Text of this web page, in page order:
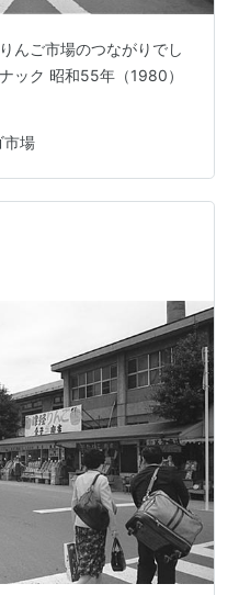
んご市場のつながりでし
ック 昭和55年（1980）
市場